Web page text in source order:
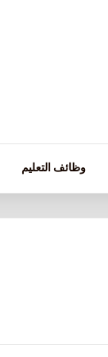
وظائف التعليم